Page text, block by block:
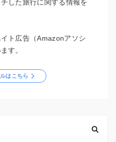
した旅行に関する情報を
ト広告（Amazonアソシ
す。
はこちら